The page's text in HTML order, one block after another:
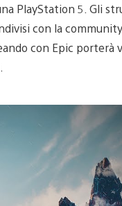
PlayStation 5. Gli
con la
con Epic